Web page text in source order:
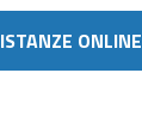
ISTANZE ONLINE